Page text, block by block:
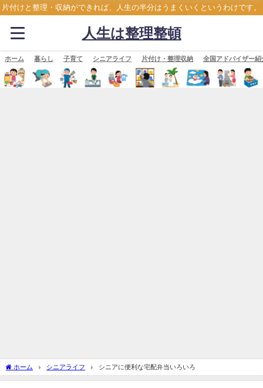
片付けと整理・収納ができれば、人生の半分はうまくいくというわけです。
人生は整理整頓
ホーム 暮らし 子育て シニアライフ 片付け・整理収納 全国アドバイザー紹
ホーム シニアライフ シニアに便利な宅配弁当いろいろ